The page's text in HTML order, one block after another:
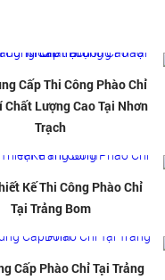
Cấp Thi Công Phào Chỉ
Chất Lượng Cao Tại Nhơn
Trạch
Kế Thi Công Phào Chỉ
Tại Trảng Bom
Cấp Phào Chỉ Tại Trảng